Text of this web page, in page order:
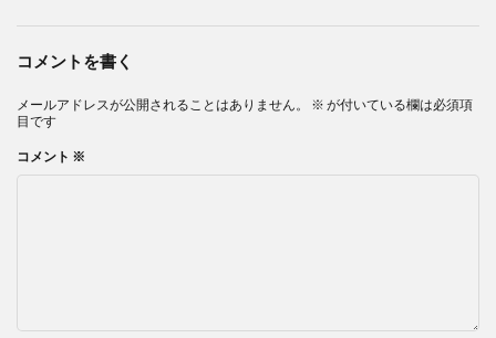
コメントを書く
メールアドレスが公開されることはありません。 ※ が付いている欄は必須項
目です
コメント ※